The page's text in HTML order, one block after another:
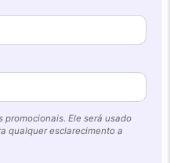
promocionais. Ele será usado
qualquer esclarecimento a